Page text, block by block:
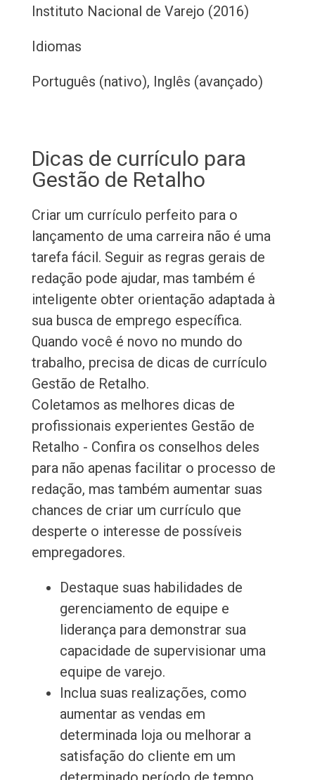
Instituto Nacional de Varejo (2016)
Idiomas
Português (nativo), Inglês (avançado)
Dicas de currículo para
Gestão de Retalho
Criar um currículo perfeito para o
lançamento de uma carreira não é uma
tarefa fácil. Seguir as regras gerais de
redação pode ajudar, mas também é
inteligente obter orientação adaptada à
sua busca de emprego específica.
Quando você é novo no mundo do
trabalho, precisa de dicas de currículo
Gestão de Retalho.
Coletamos as melhores dicas de
profissionais experientes Gestão de
Retalho - Confira os conselhos deles
para não apenas facilitar o processo de
redação, mas também aumentar suas
chances de criar um currículo que
desperte o interesse de possíveis
empregadores.
Destaque suas habilidades de
gerenciamento de equipe e
liderança para demonstrar sua
capacidade de supervisionar uma
equipe de varejo.
Inclua suas realizações, como
aumentar as vendas em
determinada loja ou melhorar a
satisfação do cliente em um